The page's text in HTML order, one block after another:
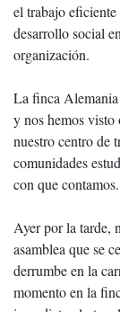
el trabajo
desarrollo social
organización.
La finca Alemania
y nos hemos visto
nuestro centro de
comunidades
con que contamos.
Ayer por la tarde,
asamblea que se
derrumbe en la
momento en la